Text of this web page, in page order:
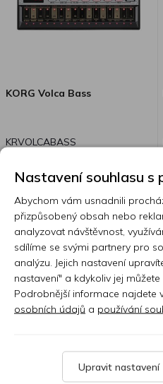
KORG Volca Bass
KRVOLCABASS
Skladem 7 nebo více ks
3 470 Kč
Nastavení souhlasu s
Abychom vám usnadnili
přizpůsobený obsah nebo
analyzovat návštěvnost,
sdílíme se svými partnery pro
analýzu. Jejich nastavení
nastavení" a kdykoliv jej
Podrobnější informace najdete
osobních údajů a používání
Upravit nastavení